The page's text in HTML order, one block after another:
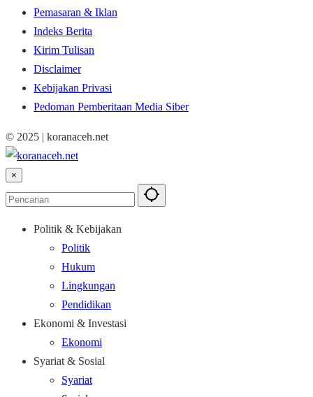
Pemasaran & Iklan
Indeks Berita
Kirim Tulisan
Disclaimer
Kebijakan Privasi
Pedoman Pemberitaan Media Siber
© 2025 | koranaceh.net
×
Politik & Kebijakan
Politik
Hukum
Lingkungan
Pendidikan
Ekonomi & Investasi
Ekonomi
Syariat & Sosial
Syariat